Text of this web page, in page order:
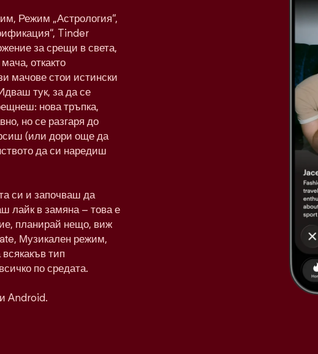
Режим „Астрология“,
Tinder
за срещи в света,
откакто
мачове стои истински
тук, за да се
нова тръпка,
но се разгаря до
(или дори още да
да си наредиш
си и започваш да
лайк в замяна – това е
планирай нещо, виж
Музикален режим,
тип
по средата.
Android.